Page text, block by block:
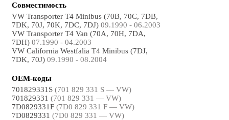
Совместимость
VW Transporter T4 Minibus (70B, 70C, 7DB,
7DK, 70J, 70K, 7DC, 7DJ) 09.1990 - 06.2003
VW Transporter T4 Van (70A, 70H, 7DA,
7DH) 07.1990 - 04.2003
VW California Westfalia T4 Minibus (7DJ,
7DK, 70J) 09.1990 - 08.2004
OEM-коды
701829331S (701 829 331 S — VW)
701829331 (701 829 331 — VW)
7D0829331F (7D0 829 331 F — VW)
7D0829331 (7D0 829 331 — VW)